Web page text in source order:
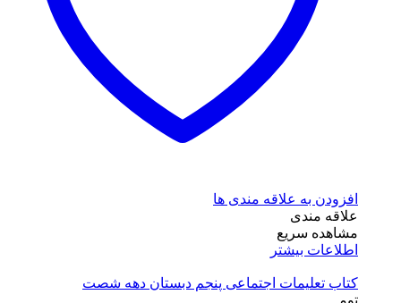
افزودن به علاقه مندی ها
علاقه مندی
مشاهده سریع
اطلاعات بیشتر
کتاب تعلیمات اجتماعی پنجم دبستان دهه شصت
تومـ